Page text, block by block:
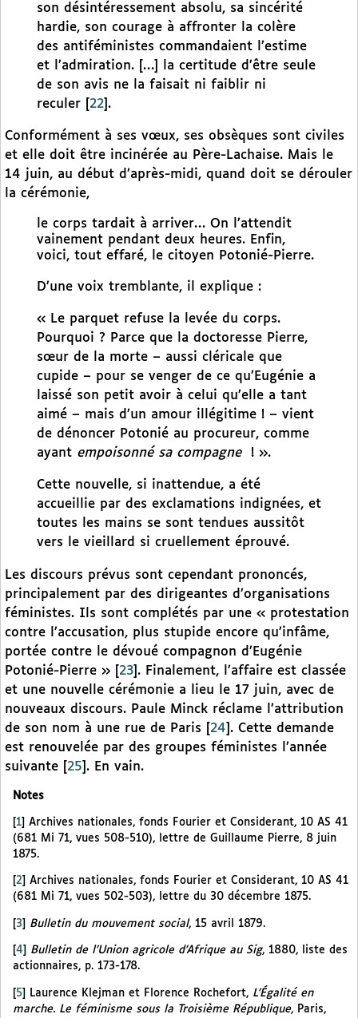
son désintéressement absolu, sa sincérité
hardie, son courage à affronter la colère
des antiféministes commandaient l’estime
et l’admiration. […] la certitude d’être seule
de son avis ne la faisait ni faiblir ni
reculer
22 .
Conformément à ses vœux, ses obsèques sont civiles
et elle doit être incinérée au Père-Lachaise. Mais le
14 juin, au début d’après-midi, quand doit se dérouler
la cérémonie,
le corps tardait à arriver… On l’attendit
vainement pendant deux heures. Enfin,
voici, tout effaré, le citoyen Potonié-Pierre.
D’une voix tremblante, il explique :
« Le parquet refuse la levée du corps.
Pourquoi ? Parce que la doctoresse Pierre,
sœur de la morte – aussi cléricale que
cupide – pour se venger de ce qu’Eugénie a
laissé son petit avoir à celui qu’elle a tant
aimé – mais d’un amour illégitime ! – vient
de dénoncer Potonié au procureur, comme
ayant empoisonné sa compagne ! ».
Cette nouvelle, si inattendue, a été
accueillie par des exclamations indignées, et
toutes les mains se sont tendues aussitôt
vers le vieillard si cruellement éprouvé.
Les discours prévus sont cependant prononcés,
principalement par des dirigeantes d’organisations
féministes. Ils sont complétés par une « protestation
contre l’accusation, plus stupide encore qu’infâme,
portée contre le dévoué compagnon d’Eugénie
Potonié-Pierre »
23 . Finalement, l’affaire est classée
et une nouvelle cérémonie a lieu le 17 juin, avec de
nouveaux discours. Paule Minck réclame l’attribution
de son nom à une rue de Paris
24 . Cette demande
est renouvelée par des groupes féministes l’année
suivante
25 . En vain.
Notes
[1] Archives nationales, fonds Fourier et Considerant, 10 AS 41
(681 Mi 71, vues 508-510), lettre de Guillaume Pierre, 8 juin
1875.
2
Archives nationales, fonds Fourier et Considerant, 10 AS 41
(681 Mi 71, vues 502-503), lettre du 30 décembre 1875.
[3] Bulletin du mouvement social, 15 avril 1879.
4 Bulletin de l’Union agricole d’Afrique au Sig, 1880, liste des
actionnaires, p. 173-178.
5 Laurence Klejman et Florence Rochefort, L’Égalité en
marche. Le féminisme sous la Troisième République, Paris,